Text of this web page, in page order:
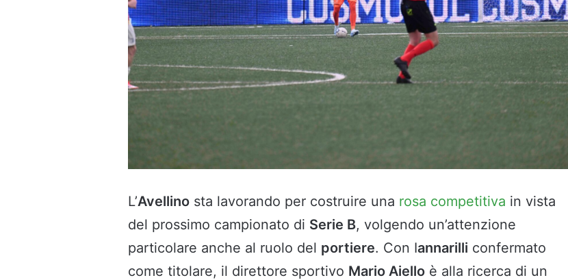
L’Avellino sta lavorando per costruire una rosa competitiva in vista
del prossimo campionato di Serie B, volgendo un’attenzione
particolare anche al ruolo del portiere. Con Iannarilli confermato
come titolare, il direttore sportivo Mario Aiello è alla ricerca di un